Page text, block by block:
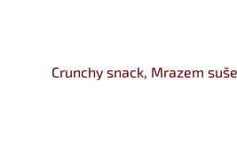
Crunchy snack, Mrazem